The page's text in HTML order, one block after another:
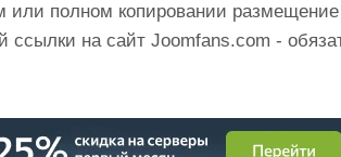
или полном копировании размещение
ссылки на сайт Joomfans.com -